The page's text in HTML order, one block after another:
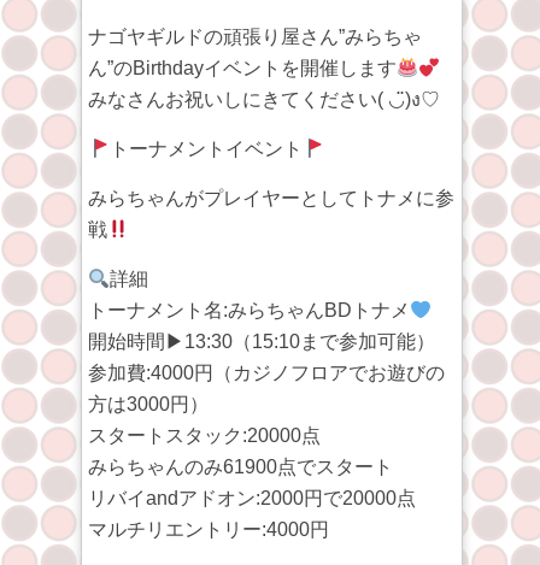
ナゴヤギルドの頑張り屋さん”みらちゃ
ん”のBirthdayイベントを開催します
みなさんお祝いしにきてください( ◡̈)ง♡
トーナメントイベント
みらちゃんがプレイヤーとしてトナメに参
戦
詳細
トーナメント名:みらちゃんBDトナメ
開始時間▶︎13:30（15:10まで参加可能）
参加費:4000円（カジノフロアでお遊びの
方は3000円）
スタートスタック:20000点
みらちゃんのみ61900点でスタート
リバイandアドオン:2000円で20000点
マルチリエントリー:4000円